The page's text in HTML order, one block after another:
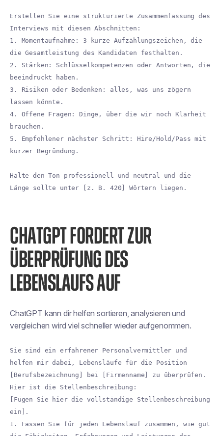
Erstellen Sie eine strukturierte Zusammenfassung des
Interviews mit diesen Abschnitten:
1. Momentaufnahme: 3 kurze Aufzählungszeichen, die
die Gesamtleistung des Kandidaten festhalten.
2. Stärken: Schlüsselkompetenzen oder Antworten, die
beeindruckt haben.
3. Risiken oder Bedenken: alles, was uns zögern
lassen könnte.
4. Offene Fragen: Dinge, über die wir noch Klarheit
brauchen.
5. Empfohlener nächster Schritt: Hire/Hold/Pass mit
kurzer Begründung.
Halte den Ton professionell und neutral und die
Länge sollte unter [z. B. 420] Wörtern liegen.
CHATGPT FORDERT ZUR
ÜBERPRÜFUNG DES
LEBENSLAUFS AUF
ChatGPT kann dir helfensortieren, analysieren und
vergleichen wird viel schneller wieder aufgenommen.
Sie sind ein erfahrener Personalvermittler und
helfen mir dabei, Lebensläufe für die Position
[Berufsbezeichnung] bei [Firmenname] zu überprüfen.
Hier ist die Stellenbeschreibung:
[Fügen Sie hier die vollständige Stellenbeschreibung
ein].
1. Fassen Sie für jeden Lebenslauf zusammen, wie gut